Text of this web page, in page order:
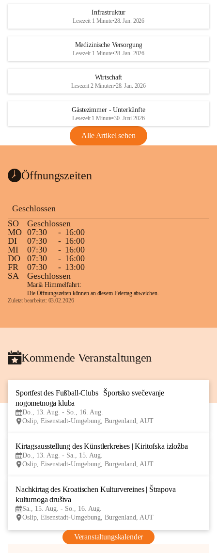
Infrastruktur
Lesezeit 1 Minute•28. Jan. 2026
Medizinische Versorgung
Lesezeit 1 Minute•28. Jan. 2026
Wirtschaft
Lesezeit 2 Minuten•28. Jan. 2026
Gästezimmer - Unterkünfte
Lesezeit 1 Minute•30. Juni 2026
Alle Artikel sehen
Öffnungszeiten
Geschlossen
SO
Geschlossen
MO 07:30 - 16:00
DI
07:30 - 16:00
MI
07:30 - 16:00
DO
07:30 - 16:00
FR
07:30 - 13:00
SA
Geschlossen
Mariä Himmelfahrt:
Die Öffnungszeiten können an diesem Feiertag abweichen.
Zuletzt bearbeitet: 03.02.2026
Kommende Veranstaltungen
Sportfest des Fußball-Clubs | Športsko svečevanje
nogometnoga kluba
Do., 13. Aug. - So., 16. Aug.
Oslip, Eisenstadt-Umgebung, Burgenland, AUT
Kirtagsausstellung des Künstlerkreises | Kiritofska izložba
Do., 13. Aug. - Sa., 15. Aug.
Oslip, Eisenstadt-Umgebung, Burgenland, AUT
Nachkirtag des Kroatischen Kulturvereines | Štrapova
kulturnoga društva
Sa., 15. Aug. - So., 16. Aug.
Oslip, Eisenstadt-Umgebung, Burgenland, AUT
Veranstaltungskalender